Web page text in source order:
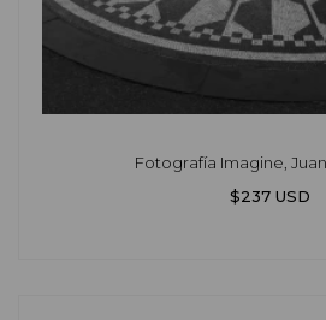
Fotografía Imagine,
$237 USD